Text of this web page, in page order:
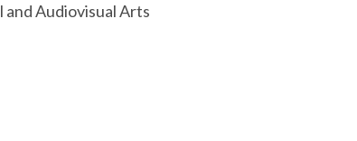
Audiovisual Arts